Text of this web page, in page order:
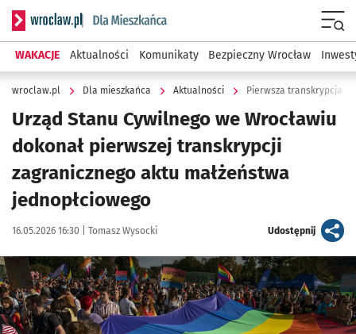
Serwis informacyjny wroclaw.pl podserwis: Dla mieszkańca
WAKACJE Aktualności Komunikaty Bezpieczny Wrocław
wroclaw.pl Dla mieszkańca Aktualności Pierwsza transkrypcja
Urząd Stanu Cywilnego we Wrocławiu
dokonał pierwszej transkrypcji
zagranicznego aktu małżeństwa
jednopłciowego
Data publikacji:
16.05.2026 16:30 | Autor:
Tomasz Wysocki Udostępnijartykuł
Kliknij, aby powiększyć